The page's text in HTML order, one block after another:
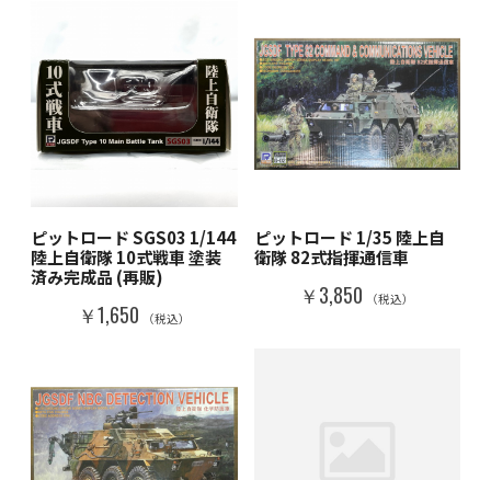
ピットロード SGS03 1/144
陸上自衛隊 10式戦車 塗装
済み完成品 (再販)
￥1,650 （税込）
ピットロード 1/35 陸上自
衛隊 82式指揮通信車
￥3,850 （税込）